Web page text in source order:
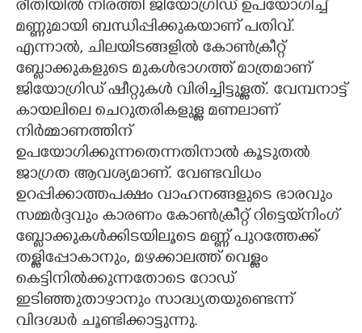
രീതിയിൽ നിരത്തി ജിയോഗ്രിഡ് ഉപയോഗിച്ച്
മണ്ണുമായി ബന്ധിപ്പിക്കുകയാണ് പതിവ്.
എന്നാൽ,​ ചിലയിടങ്ങളിൽ കോൺക്രീറ്റ്
ബ്ലോക്കുകളുടെ മുകൾഭാഗത്ത് മാത്രമാണ്
ജിയോഗ്രിഡ് ഷീറ്റുകൾ വിരിച്ചിട്ടുള്ളത്. വേമ്പനാട്ട്
കായലിലെ ചെറുതരികളുള്ള മണലാണ്
നിർമ്മാണത്തിന്
ഉപയോഗിക്കുന്നതെന്നതിനാൽ കൂടുതൽ
ജാഗ്രത ആവശ്യമാണ്. വേണ്ടവിധം
ഉറപ്പിക്കാത്തപക്ഷം വാഹനങ്ങളുടെ ഭാരവും
സമ്മർദ്ദവും കാരണം കോൺക്രീറ്റ് റിട്ടെയ്‌നിംഗ്
ബ്ലോക്കുകൾക്കിടയിലൂടെ മണ്ണ് പുറത്തേക്ക്
തള്ളിപ്പോകാനും, മഴക്കാലത്ത് വെള്ളം
കെട്ടിനിൽക്കുന്നതോടെ റോഡ്
ഇടിഞ്ഞുതാഴാനും സാദ്ധ്യതയുണ്ടെന്ന്
വിദഗ്ദ്ധർ ചൂണ്ടിക്കാട്ടുന്നു.